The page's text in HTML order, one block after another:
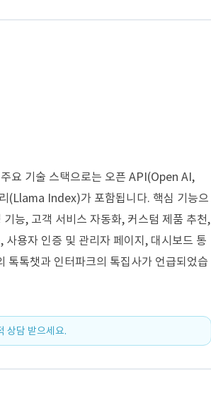
요 기술 스택으로는 오픈 API(Open AI,
Index)가 포함됩니다. 핵심 기능으
능, 고객 서비스 자동화, 커스텀 제품 추천,
용자 인증 및 관리자 페이지, 대시보드 통
톡톡챗과 인터파크의 톡집사가 언급되었습
상담 받으세요.